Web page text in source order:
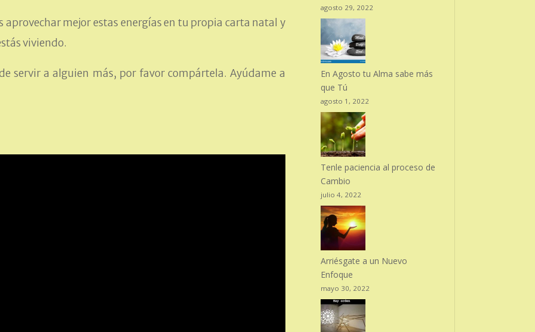
aprovechar mejor estas energías en tu propia carta natal y
viviendo.
servir a alguien más, por favor compártela. Ayúdame a
agosto 29, 2022
En Agosto tu Alma sabe más
que Tú
agosto 1, 2022
Tenle paciencia al proceso de
Cambio
julio 4, 2022
Arriésgate a un Nuevo
Enfoque
mayo 30, 2022